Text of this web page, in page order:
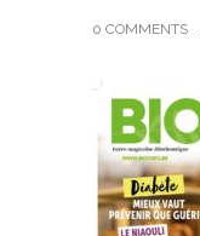
0 COMMENTS